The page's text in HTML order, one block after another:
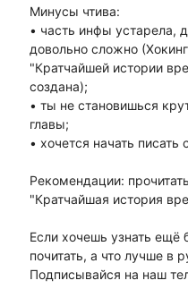
Минусы чтива:
• часть инфы устарела,
довольно сложно
"Кратчайшей истории
создана);
• ты не становишься
главы;
• хочется начать писать
Рекомендации:
"Кратчайшая история
Если хочешь узнать ещё
почитать, а что лучше в
Подписывайся на наш